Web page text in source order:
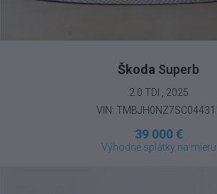
Škoda Superb
2.0 TDI , 2025
VIN:
39 000 €
Výhodné splátky na mieru